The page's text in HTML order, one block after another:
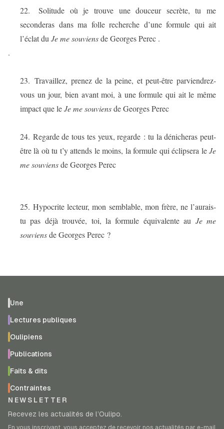
22.
Solitude où je trouve une douceur secrète, tu me
seconderas dans ma folle recherche d’une formule qui ait
l’éclat du Je me souviensde Georges Perec .
.
23. Travaillez, prenez de la peine, et peut-être parviendrez-
vous un jour, bien avant moi, à une formule qui ait le même
impact que leJe me souviensde Georges Perec
24. Regarde de tous tes yeux, regarde : tu la dénicheras peut-
être là où tu t’y attends le moins, la formule qui éclipsera leJe
me souviensde Georges Perec
25. Hypocrite lecteur, mon semblable, mon frère, ne l’aurais-
tu pas déjà trouvée, toi, la formule équivalente au Je me
souviensde Georges Perec ?
Une
Lectures publiques
Oulipiens
Publications
Faits & dits
Contraintes
NEWSLETTER
Recevez les actualités de l’Oulipo.
En vous inscrivant, vous acceptez de recevoir nos actualités par e-mail